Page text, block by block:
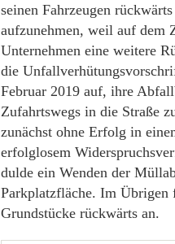
seinen Fahrzeugen
aufzunehmen, weil auf dem
Unternehmen eine weitere
die
Februar 2019 auf, ihre
Zufahrtswegs in die Straße
zunächst ohne Erfolg in
erfolglosem
dulde ein Wenden der
Parkplatzfläche. Im Übrigen
Grundstücke rückwärts an.